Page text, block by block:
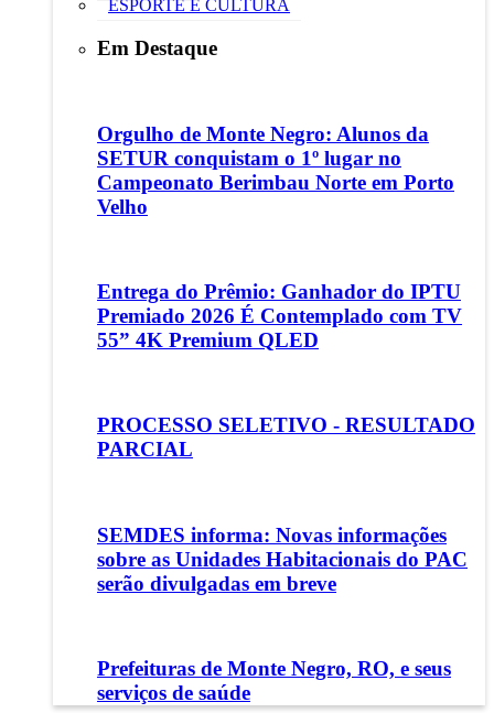
ESPORTE E CULTURA
Em Destaque
Orgulho de Monte Negro: Alunos da
SETUR conquistam o 1º lugar no
Campeonato Berimbau Norte em Porto
Velho
Entrega do Prêmio: Ganhador do IPTU
Premiado 2026 É Contemplado com TV
55” 4K Premium QLED
PROCESSO SELETIVO - RESULTADO
PARCIAL
SEMDES informa: Novas informações
sobre as Unidades Habitacionais do PAC
serão divulgadas em breve
Prefeituras de Monte Negro, RO, e seus
serviços de saúde